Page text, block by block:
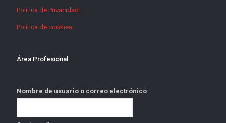
Política de Privacidad
Política de cookies
Área Profesional
Nombre de usuario o correo electrónico